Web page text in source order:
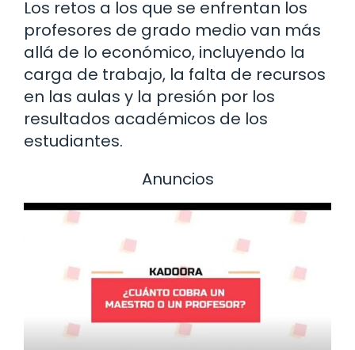
Los retos a los que se enfrentan los
profesores de grado medio van más
allá de lo económico, incluyendo la
carga de trabajo, la falta de recursos
en las aulas y la presión por los
resultados académicos de los
estudiantes.
Anuncios